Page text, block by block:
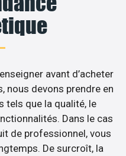
avant d’acheter
nous devons prendre en
tels que la qualité, le
Dans le cas
de professionnel, vous
De surcroît, la